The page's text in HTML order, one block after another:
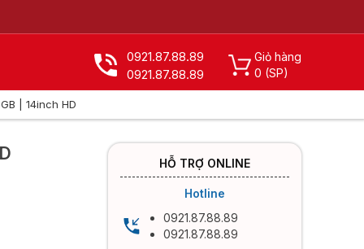
Giỏ hàng
0 (SP)
0921.87.88.89
0921.87.88.89
| 14inch HD
HỖ TRỢ ONLINE
Hotline
0921.87.88.89
0921.87.88.89